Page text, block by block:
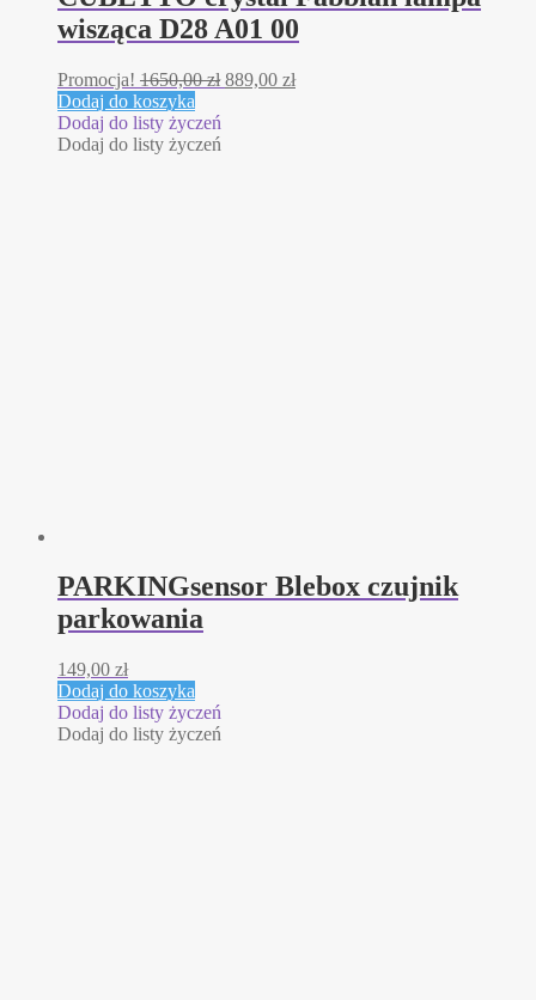
wisząca D28 A01 00
Promocja! 1650,00zł Pierwotna
889,00 złAktualna
Dodaj do koszyka
Dodaj do listy życzeń
Dodaj do listy życzeń
PARKINGsensor Blebox czujnik
parkowania
149,00 zł
Dodaj do koszyka
Dodaj do listy życzeń
Dodaj do listy życzeń